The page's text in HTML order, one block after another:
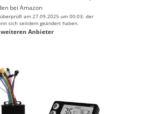
bei Amazon
am 27.09.2025 um 00:03; der
sich seitdem geändert haben.
weiteren Anbieter